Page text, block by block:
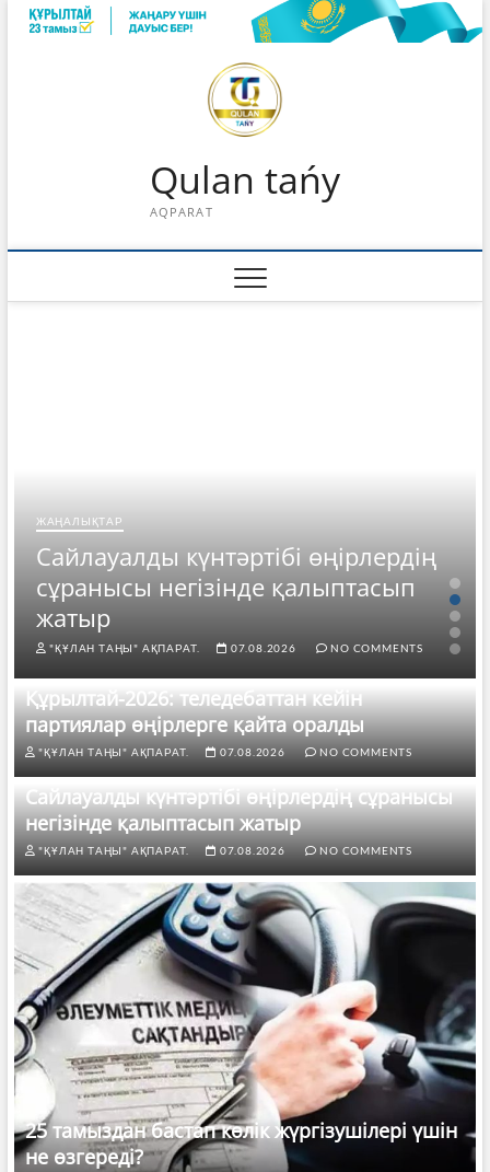
Skip
Qulan tańy
AQPARAT
ЖАҢАЛЫҚТАР
Сайлауалды күнтәртібі өңірлердің
сұранысы негізінде қалыптасып
жатыр
"ҚҰЛАН ТАҢЫ" АҚПАРАТ. 07.08.2026 NO COMMENTS
Құрылтай-2026: теледебаттан кейін
партиялар өңірлерге қайта оралды
"ҚҰЛАН ТАҢЫ" АҚПАРАТ. 07.08.2026 NO COMMENTS
Сайлауалды күнтәртібі өңірлердің сұранысы
негізінде қалыптасып жатыр
"ҚҰЛАН ТАҢЫ" АҚПАРАТ. 07.08.2026 NO COMMENTS
25 тамыздан бастап көлік жүргізушілері үшін
не өзгереді?